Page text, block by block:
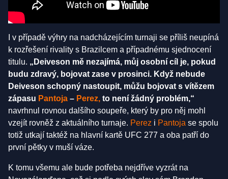
I v případě výhry na nadcházejícím turnaji se příliš neupíná
k rozřešení rivality s Brazilcem a případnému sjednocení
titulu. „Deiveson mě nezajímá, můj osobní cíl je, pokud
budu zdravý, bojovat zase v prosinci. Když nebude
Deiveson schopný nastoupit, můžu bojovat s vítězem
zápasu Pantoja – Perez, to není žádný problém,“
navrhnul rovnou dalšího soupeře, který by pro něj mohl
vzejít rovněž z aktuálního turnaje. Perez i Pantoja se spolu
totiž utkají taktéž na hlavní kartě UFC 277 a oba patří do
první pětky v muší váze.
K tomu všemu ale bude potřeba nejdříve vyzrát na